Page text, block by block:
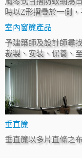
時以Z形摺疊於一側
室內窗簾產品
予建築師及設計師尋
裁製、安裝、保養、
垂直簾
垂直簾以多片直條之